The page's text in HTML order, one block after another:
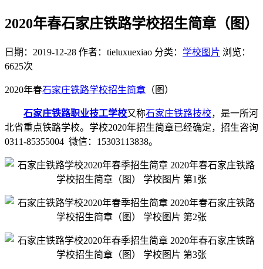
2020年春石家庄铁路学校招生简章（图）
日期：2019-12-28 作者：tieluxuexiao 分类： 学校图片 浏览：
6625次
2020年春石家庄铁路学校招生简章 （图）
石家庄铁路职业技工学校又称石家庄铁路技校，是一所河
北省重点铁路学校。学校2020年招生简章已经确定，招生咨询
0311-85355004 微信：15303113838。